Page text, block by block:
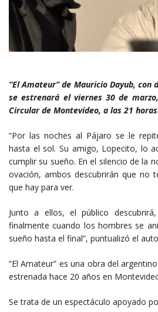
“El Amateur” de Mauricio Dayub, con
se estrenará el viernes 30 de
Circular de Montevideo, a las 21
“Por las noches al Pájaro se le
hasta el sol. Su amigo, Lopecito, lo
cumplir su sueño. En el silencio de la
ovación, ambos descubrirán que
que hay para ver.
Junto a ellos, el público
finalmente cuando los hombres se
sueño hasta el final”, puntualizó el
“El Amateur” es una obra del
estrenada hace 20 años en
Se trata de un espectáculo apoyado